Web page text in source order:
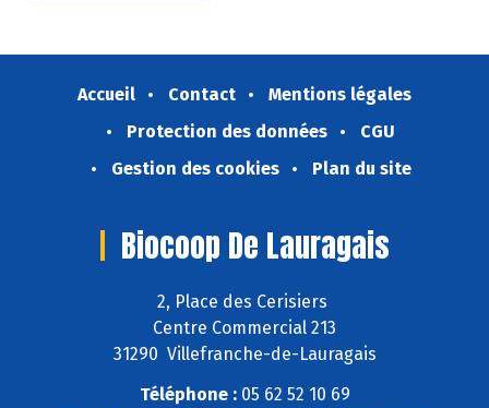
Accueil Contact
Mentions légales
Protection des données
CGU
Gestion des cookies
Plan du site
Biocoop De Lauragais
2, Place des Cerisiers
Centre Commercial 213
31290 Villefranche-de-Lauragais
Téléphone :05 62 52 10 69